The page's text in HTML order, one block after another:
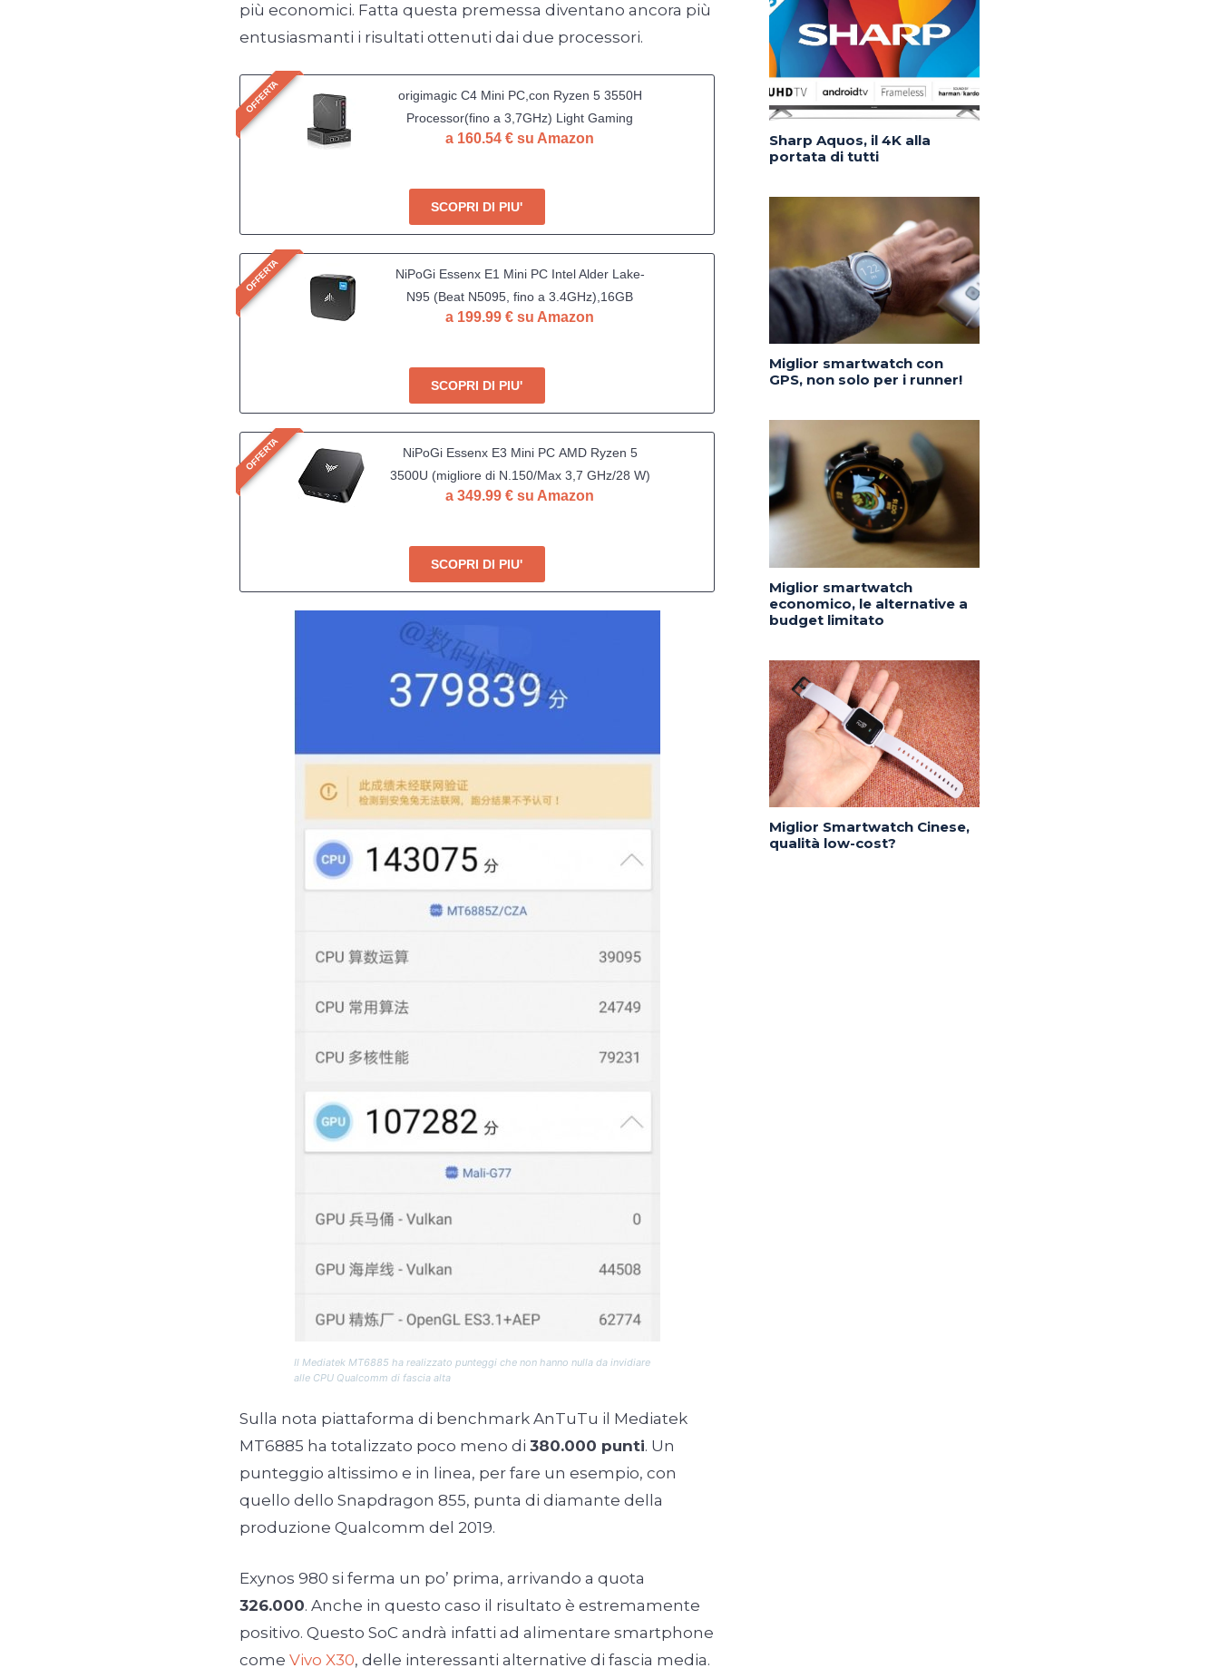
più economici. Fatta questa premessa diventano ancora più
entusiasmanti i risultati ottenuti dai due processori.
OFFERTA
origimagic C4 Mini PC,con Ryzen 5 3550H
Processor(fino a 3,7GHz) Light Gaming
PC,16GB RAM,512GB SSD,Supporto Triple
5.0,Mini Desktop per Ufficio Domestico
a 160.54 € su Amazon
SCOPRI DI PIU'
OFFERTA
NiPoGi Essenx E1 Mini PC Ιntel Alder Lake-
Ν95 (Βeat N5095, fino a 3.4GHz),16GB
RAM+512GB M.2 SSD Mini Computer, WiFi
HDMI2.0 +DP1.4
a 199.99 € su Amazon
SCOPRI DI PIU'
OFFERTA
NiPoGi Essenx E3 Mini PC АMD Ryzen 5
3500U (migliore di N.150/Max 3,7 GHz/28 W)
W11-Pro 16 GB DDR4 512 GB SSD, Mini
WiFi/Bluetooth/USB3.2 per ufficio, home
a 349.99 € su Amazon
SCOPRI DI PIU'
Il Mediatek MT6885 ha realizzato punteggi che non hanno nulla da invidiare
alle CPU Qualcomm di fascia alta
Sulla nota piattaforma di benchmark AnTuTu il Mediatek
MT6885 ha totalizzato poco meno di 380.000 punti. Un
punteggio altissimo e in linea, per fare un esempio, con
quello dello Snapdragon 855, punta di diamante della
produzione Qualcomm del 2019.
Exynos 980 si ferma un po’ prima, arrivando a quota
326.000. Anche in questo caso il risultato è estremamente
positivo. Questo SoC andrà infatti ad alimentare smartphone
come Vivo X30, delle interessanti alternative di fascia media.
Sharp Aquos, il 4K alla
portata di tutti
Miglior smartwatch con
GPS, non solo per i runner!
Miglior smartwatch
economico, le alternative a
budget limitato
Miglior Smartwatch Cinese,
qualità low-cost?